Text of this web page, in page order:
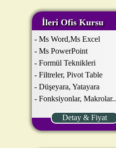
İleri Ofis Kursu
- Ms Word,Ms Excel
- Ms PowerPoint
- Formül Teknikleri
- Filtreler, Pivot Table
- Düşeyara, Yatayara
- Fonksiyonlar, Makrolar..
Detay & Fiyat